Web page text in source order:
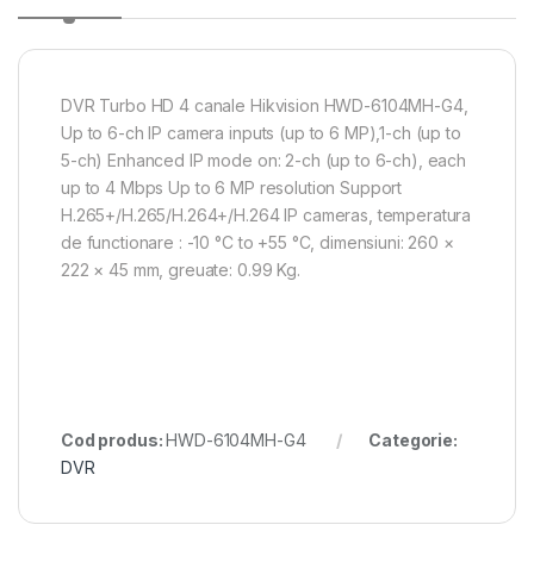
DVR Turbo HD 4 canale Hikvision HWD-6104MH-G4,
Up to 6-ch IP camera inputs (up to 6 MP),1-ch (up to
5-ch) Enhanced IP mode on: 2-ch (up to 6-ch), each
up to 4 Mbps Up to 6 MP resolution Support
H.265+/H.265/H.264+/H.264 IP cameras, temperatura
de functionare : -10 °C to +55 °C, dimensiuni: 260 ×
222 × 45 mm, greuate: 0.99 Kg.
Cod produs:HWD-6104MH-G4
Categorie:
DVR